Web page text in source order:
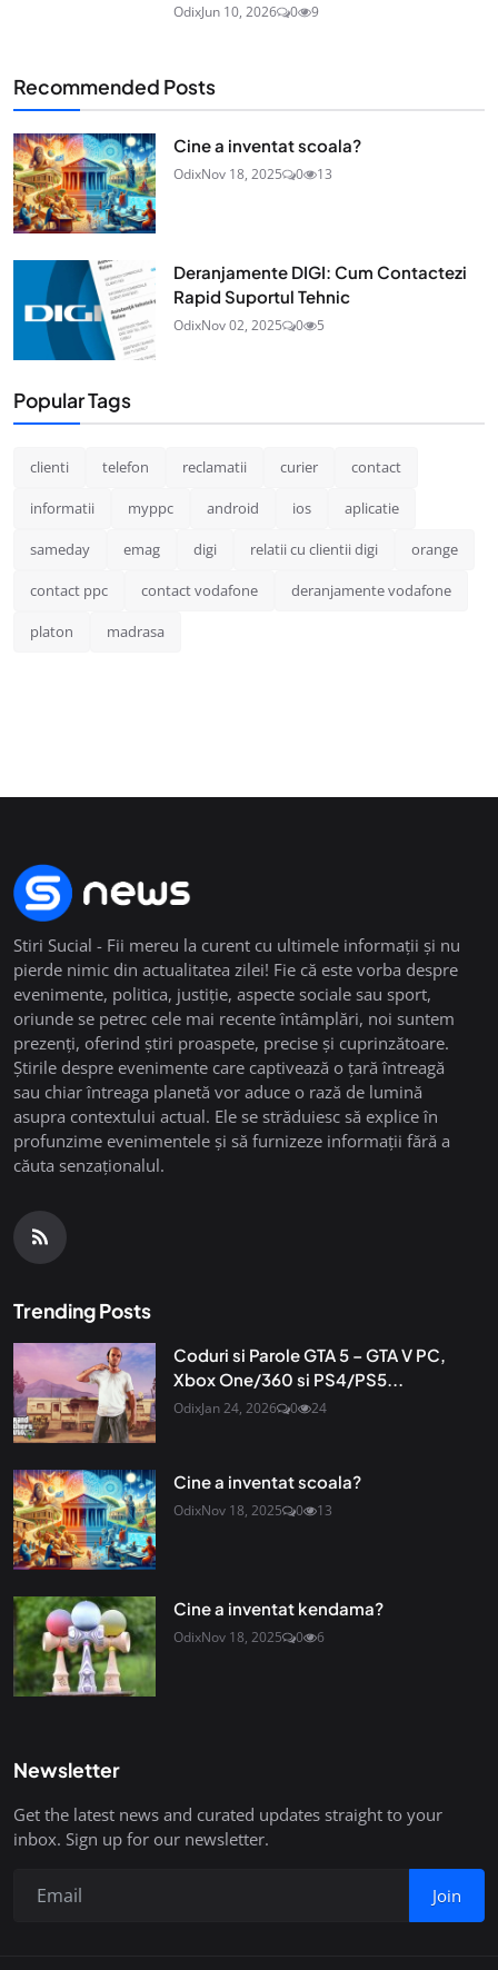
OdixJun 10, 2026 0 9
Recommended Posts
Cine a inventat scoala?
OdixNov 18, 2025 0 13
Deranjamente DIGI: Cum Contactezi
Rapid Suportul Tehnic
OdixNov 02, 2025 0 5
Popular Tags
clienti telefon reclamatii curier contact
informatii myppc android ios aplicatie
sameday emag digi relatii cu clientii digi orange
contact ppc contact vodafone deranjamente vodafone
platon madrasa
Stiri Sucial - Fii mereu la curent cu ultimele informații și nu
pierde nimic din actualitatea zilei! Fie că este vorba despre
evenimente, politica, justiție, aspecte sociale sau sport,
oriunde se petrec cele mai recente întâmplări, noi suntem
prezenți, oferind știri proaspete, precise și cuprinzătoare.
Știrile despre evenimente care captivează o țară întreagă
sau chiar întreaga planetă vor aduce o rază de lumină
asupra contextului actual. Ele se străduiesc să explice în
profunzime evenimentele și să furnizeze informații fără a
căuta senzaționalul.
Trending Posts
Coduri si Parole GTA 5 – GTA V PC,
Xbox One/360 si PS4/PS5...
OdixJan 24, 2026 0 24
Cine a inventat scoala?
OdixNov 18, 2025 0 13
Cine a inventat kendama?
OdixNov 18, 2025 0 6
Newsletter
Get the latest news and curated updates straight to your
inbox. Sign up for our newsletter.
Join